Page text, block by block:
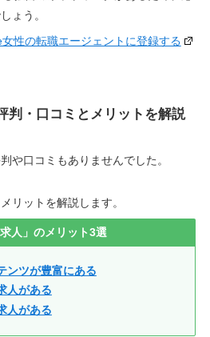
ょう。
性の転職エージェントに登録する
判・口コミとメリットを解説
や口コミもありませんでした。
リットを解説します。
求人」のメリット3選
ンツが豊富にある
人がある
人がある